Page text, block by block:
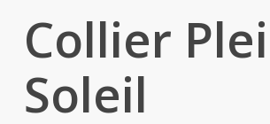
Collier
Soleil